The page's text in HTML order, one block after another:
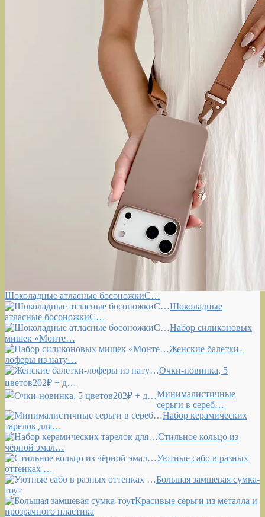
Шоколадные атласные босоножкиС…
Шоколадные
атласные босоножкиС…
Набор силиконовых
мишек «Монте…
Женские балетки-
лоферы из нату…
Очки-новинка, 5
цветов202₽ + д…
Минималистичные
серьги в сереб…
Набор керамических
тарелок для…
Стильное кольцо из
чёрной эмал…
Уютные сабо в разных
оттенках …
Большая замшевая сумка-
тоут
Красивые серьги из металла и
прозрачного пластика